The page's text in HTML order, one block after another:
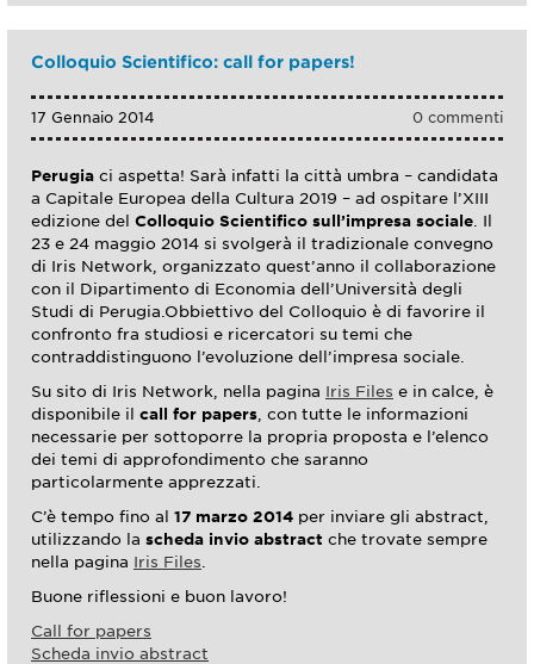
Colloquio Scientifico: call for papers!
0 commenti
17 Gennaio 2014
Perugia ci aspetta! Sarà infatti la città umbra – candidata
a Capitale Europea della Cultura 2019 – ad ospitare l’XIII
edizione del Colloquio Scientifico sull’impresa sociale . Il
23 e 24 maggio 2014 si svolgerà il tradizionale convegno
di Iris Network, organizzato quest’anno il collaborazione
con il Dipartimento di Economia dell’Università degli
Studi di Perugia.Obbiettivo del Colloquio è di favorire il
confronto fra studiosi e ricercatori su temi che
contraddistinguono l’evoluzione dell’impresa sociale.
Su sito di Iris Network, nella pagina Iris Files e in calce, è
disponibile il call for papers , con tutte le informazioni
necessarie per sottoporre la propria proposta e l’elenco
dei temi di approfondimento che saranno
particolarmente apprezzati.
C’è tempo fino al 17 marzo 2014 per inviare gli abstract,
utilizzando la scheda invio abstract che trovate sempre
nella pagina Iris Files
Buone riflessioni e buon lavoro!
Call for papers
Scheda invio abstract